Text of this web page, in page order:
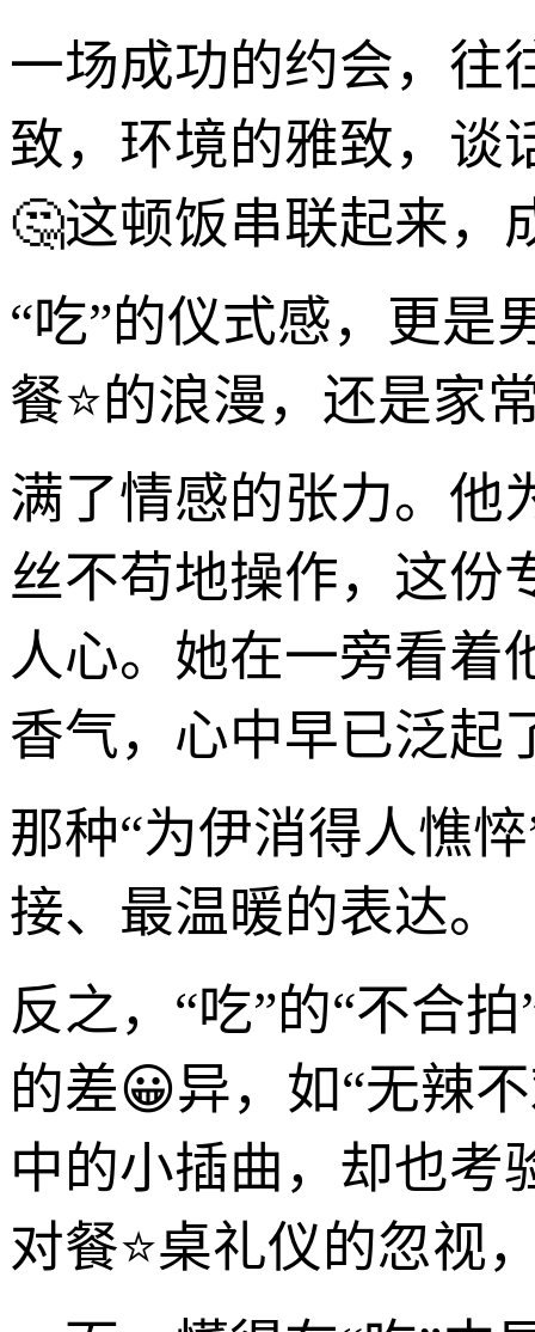
一场成功的约会，往
致，环境的雅致，谈
🤔这顿饭串联起来，
“吃”的仪式感，更是
餐⭐的浪漫，还是家
满了情感的张力。他
丝不苟地操作，这份
人心。她在一旁看着
香气，心中早已泛起
那种“为伊消得人憔
接、最温暖的表达。
反之，“吃”的“不合
的差😀异，如“无辣
中的小插曲，却也考
对餐⭐桌礼仪的忽视